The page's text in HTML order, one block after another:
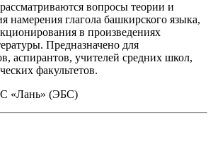
вопросы теории и
намерения глагола башкирского языка,
в произведениях
Предназначено для
аспирантов, учителей средних школ,
факультетов.
«Лань» (ЭБС)